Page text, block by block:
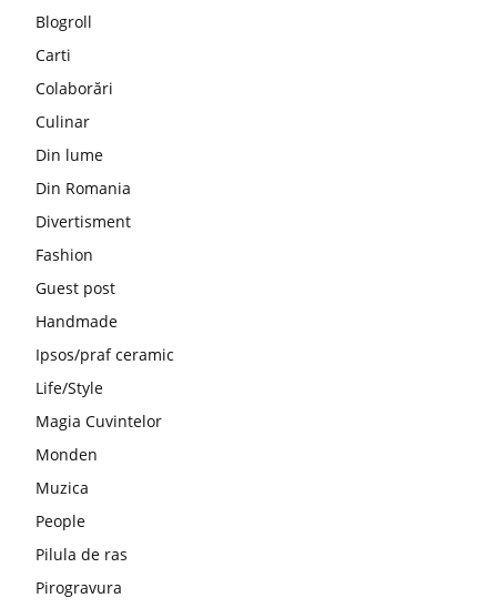
Blogroll
Carti
Colaborări
Culinar
Din lume
Din Romania
Divertisment
Fashion
Guest post
Handmade
Ipsos/praf ceramic
Life/Style
Magia Cuvintelor
Monden
Muzica
People
Pilula de ras
Pirogravura